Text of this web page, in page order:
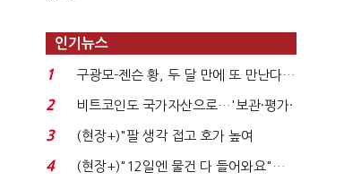
인기뉴스
1
구광모-젠슨 황, 두 달 만에 또 만난다…
로봇·AI 등 논...
2
비트코인도 국가자산으로…'보관·평가·
처분' 기준은 ...
3
(현장+)"팔 생각 접고 호가 높여
요"…'덜 똘똘한 한 채' 20...
4
(현장+)"12일엔 물건 다 들어와요"…